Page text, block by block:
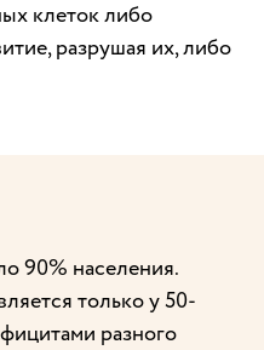
клеток либо
разрушая их, либо
90% населения.
только у 50-
разного